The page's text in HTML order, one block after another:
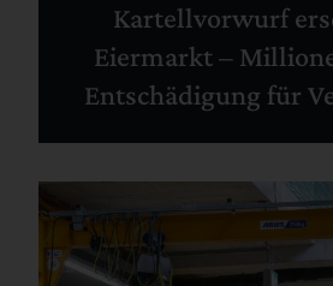
Kartellvorwurf
Eiermarkt –
Entschädigung für